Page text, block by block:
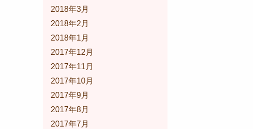
2018年3月
2018年2月
2018年1月
2017年12月
2017年11月
2017年10月
2017年9月
2017年8月
2017年7月